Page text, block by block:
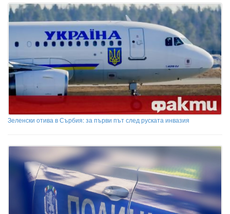
Зеленски отива в Сърбия: за първи път след руската инвазия